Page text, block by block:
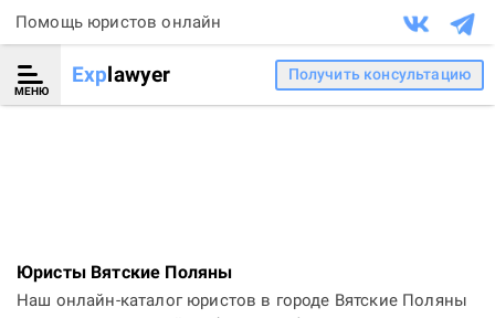
Помощь юристов онлайн
МЕНЮ
Explawyer Получить консультацию
Юристы Вятские Поляны
Наш онлайн-каталог юристов в городе Вятские Поляны